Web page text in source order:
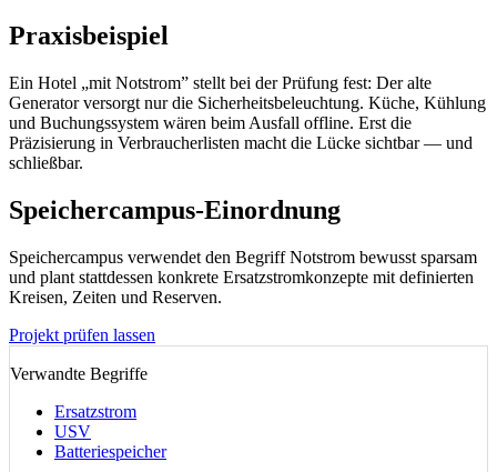
Praxisbeispiel
Ein Hotel „mit Notstrom” stellt bei der Prüfung fest: Der alte
Generator versorgt nur die Sicherheitsbeleuchtung. Küche, Kühlung
und Buchungssystem wären beim Ausfall offline. Erst die
Präzisierung in Verbraucherlisten macht die Lücke sichtbar — und
schließbar.
Speichercampus-Einordnung
Speichercampus verwendet den Begriff Notstrom bewusst sparsam
und plant stattdessen konkrete Ersatzstromkonzepte mit definierten
Kreisen, Zeiten und Reserven.
Projekt prüfen lassen
Verwandte Begriffe
Ersatzstrom
USV
Batteriespeicher